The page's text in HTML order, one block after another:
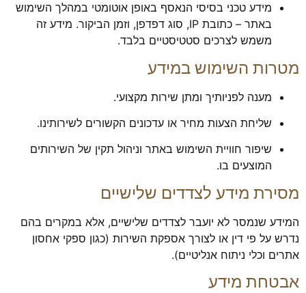
מידע טכני בסיסי הנאסף באופן אוטומטי במהלך השימוש
באתר – כתובת IP, סוג דפדפן, וזמן הביקור. מידע זה
משמש לצרכים סטטיסטיים בלבד.
מטרות השימוש במידע
מענה לפניותיך ומתן שירות מקצועי.
שליחת הצעות מחיר או עדכונים הקשורים לשירותינו.
שיפור חוויית השימוש באתר וניהול תקין של השירותים
המוצעים בו.
מסירת מידע לצדדים שלישיים
המידע שנמסר לא יועבר לצדדים שלישיים, אלא במקרים בהם
נדרש על פי דין או לצורך אספקת השירות (כגון ספקי אחסון
אתרים וכלי ניתוח אנליטיים).
אבטחת מידע
הם נדרשים
להפעלת
האתר.
כדי שנוכל
תפקוד האתר
בהתבסס על
אופן השימוש
חוויית
משתמש
כדי שהאתר
בצורה